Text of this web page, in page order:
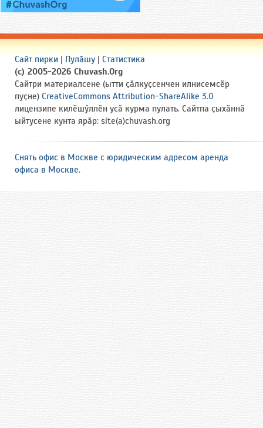
Сайт пирки | Пулӑшу | Статистика
(c) 2005-2026 Chuvash.Org
Сайтри материалсене (ытти ҫӑлкуҫсенчен илнисемсӗр
пуҫне) CreativeCommons Attribution-ShareAlike 3.0
лицензипе килӗшӳллӗн усӑ курма пулать. Сайтпа ҫыхӑннӑ
ыйтусене кунта ярӑр: site(a)chuvash.org
Снять офис в Москве с юридическим адресом аренда
офиса в Москве.